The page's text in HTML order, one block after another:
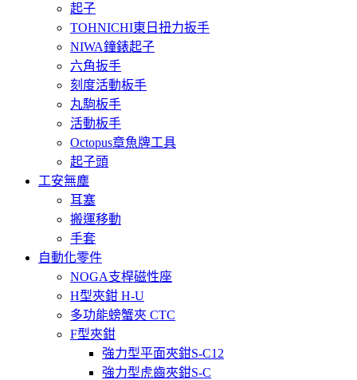
起子
TOHNICHI東日扭力扳手
NIWA鐘錶起子
六角扳手
刻度活動板手
丸駒板手
活動板手
Octopus章魚牌工具
起子頭
工安無塵
耳塞
搬運移動
手套
自動化零件
NOGA支桿磁性座
H型夾鉗 H-U
多功能螃蟹夾 CTC
F型夾鉗
強力型平面夾鉗S-C12
強力型虎齒夾鉗S-C